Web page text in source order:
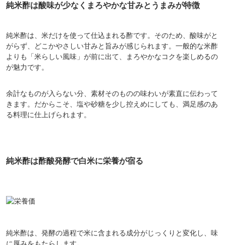
純米酢は酸味が少なくまろやかな甘みとうまみが特徴
純米酢は、米だけを使って仕込まれる酢です。そのため、酸味がと
がらず、どこかやさしい甘みと旨みが感じられます。一般的な米酢
よりも「米らしい風味」が前に出て、まろやかなコクを楽しめるの
が魅力です。
余計なものが入らない分、素材そのものの味わいが素直に伝わって
きます。だからこそ、塩や砂糖を少し控えめにしても、満足感のあ
る料理に仕上げられます。
純米酢は酢酸発酵で白米に栄養が宿る
純米酢は、発酵の過程で米に含まれる成分がじっくりと変化し、味